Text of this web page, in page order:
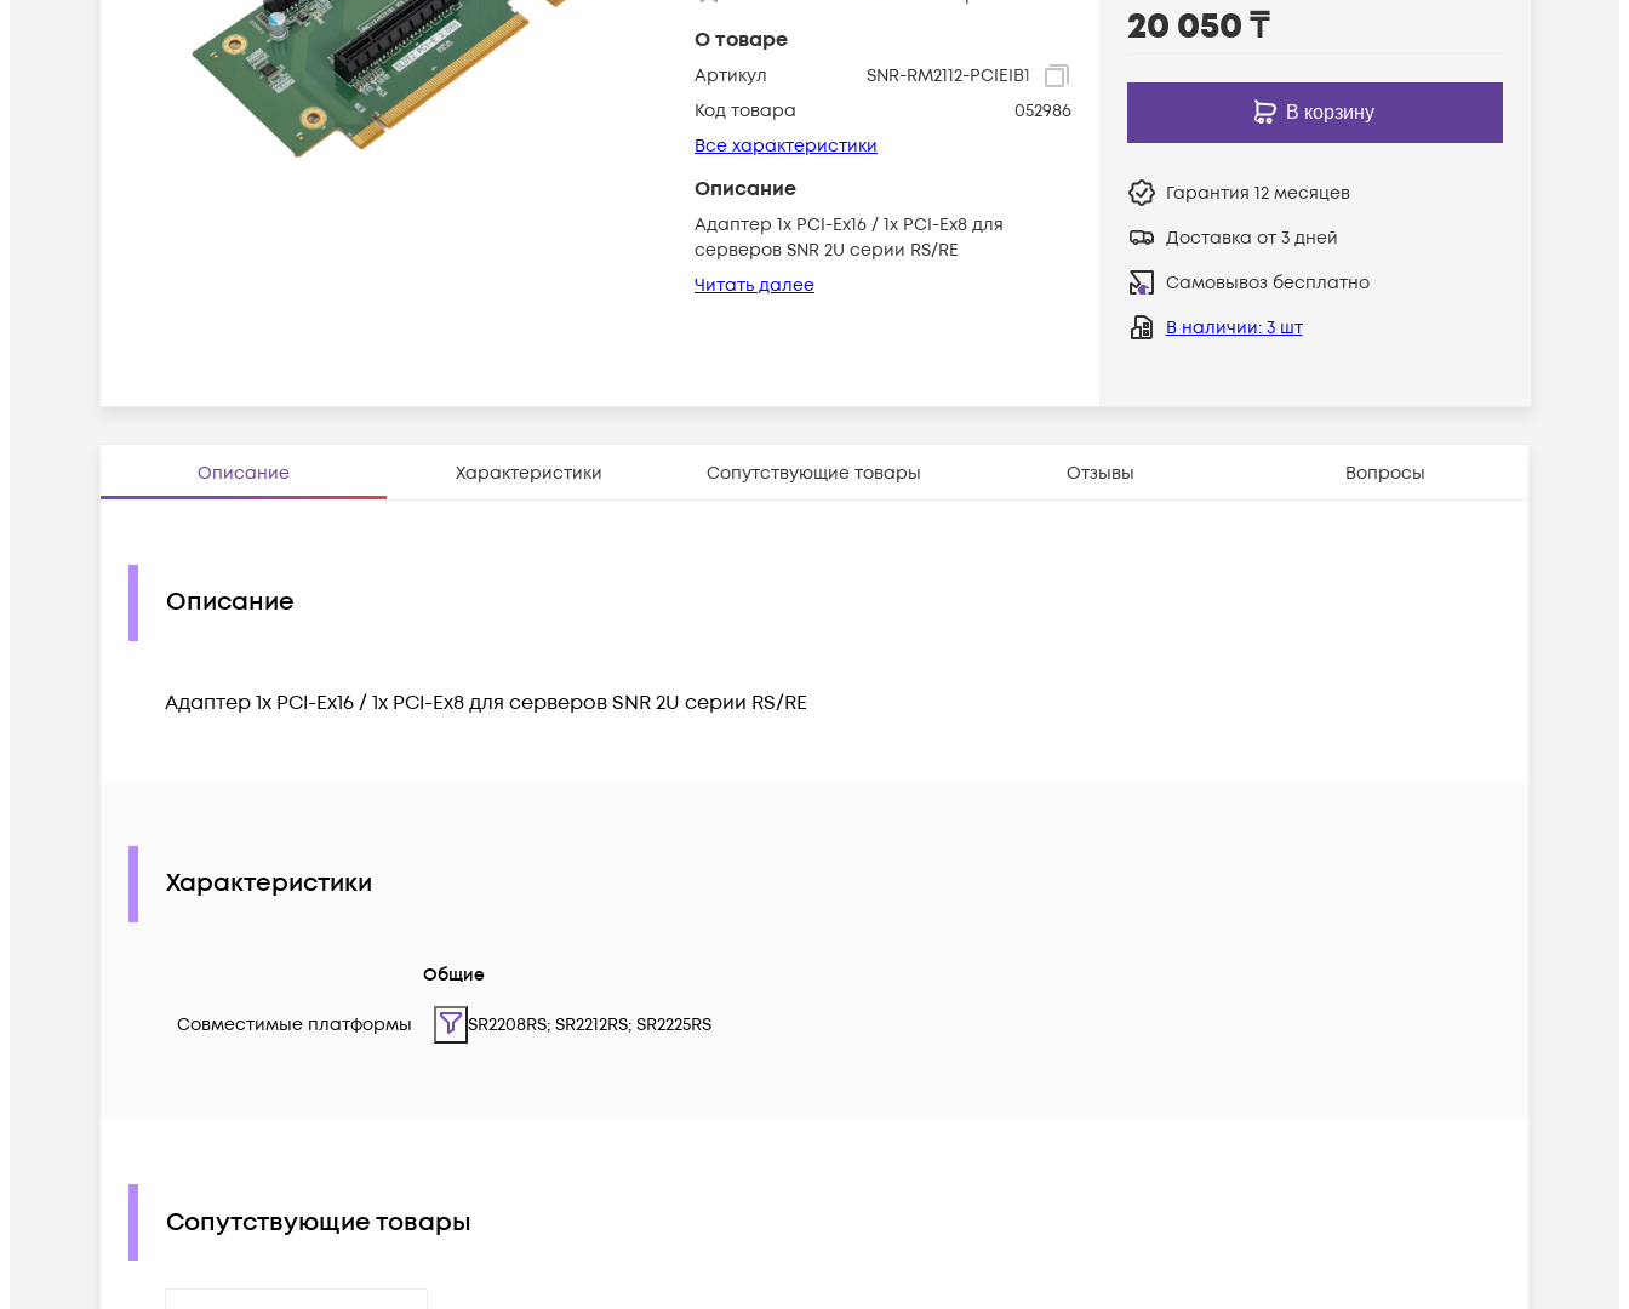
О товаре
Артикул
SNR-RM2112-PCIEIB1
Код товара
052986
Все характеристики
Описание
Адаптер 1x PCI-Ex16 / 1x PCI-Ex8 для
серверов SNR 2U серии RS/RE
Читать далее
20 050₸
В корзину
Гарантия 12 месяцев
Доставка от 3 дней
Самовывоз бесплатно
В наличии: 3 шт
Описание Характеристики Сопутствующие товары Отзывы Вопросы
Описание
Адаптер 1x PCI-Ex16 / 1x PCI-Ex8 для серверов SNR 2U серии RS/RE
Характеристики
Общие
Совместимые платформы SR2208RS; SR2212RS; SR2225RS
Сопутствующие товары